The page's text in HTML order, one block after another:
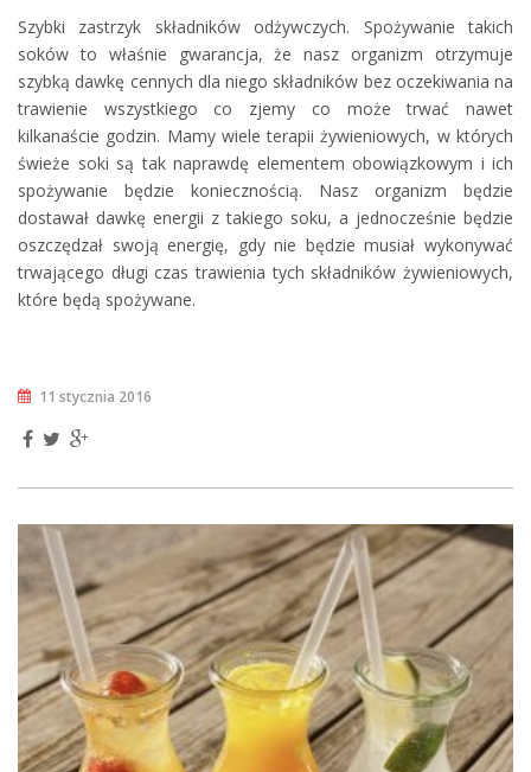
Szybki zastrzyk składników odżywczych. Spożywanie takich
soków to właśnie gwarancja, że nasz organizm otrzymuje
szybką dawkę cennych dla niego składników bez oczekiwania na
trawienie wszystkiego co zjemy co może trwać nawet
kilkanaście godzin. Mamy wiele terapii żywieniowych, w których
świeże soki są tak naprawdę elementem obowiązkowym i ich
spożywanie będzie koniecznością. Nasz organizm będzie
dostawał dawkę energii z takiego soku, a jednocześnie będzie
oszczędzał swoją energię, gdy nie będzie musiał wykonywać
trwającego długi czas trawienia tych składników żywieniowych,
które będą spożywane.
11 stycznia 2016